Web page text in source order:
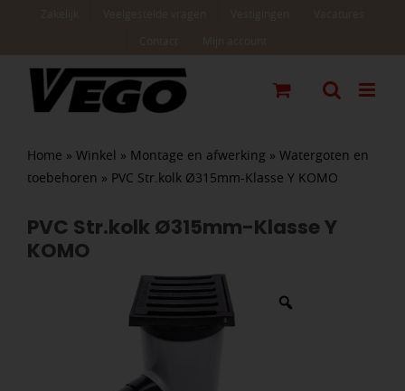
Home » Winkel » Montage en afwerking » Watergoten en
toebehoren » PVC Str.kolk Ø315mm-Klasse Y KOMO
PVC Str.kolk Ø315mm-Klasse Y
KOMO